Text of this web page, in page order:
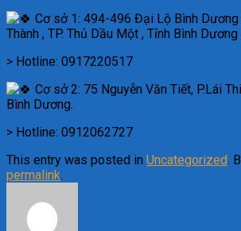
Cơ sở 1: 494-496 Đại Lộ Bình Dương
Thành , TP. Thủ Dầu Một , Tỉnh Bình Dương
> Hotline: 0917220517
Cơ sở 2: 75 Nguyễn Văn Tiết, P.Lái
Bình Dương.
> Hotline: 0912062727
This entry was posted in Uncategorized.
permalink.